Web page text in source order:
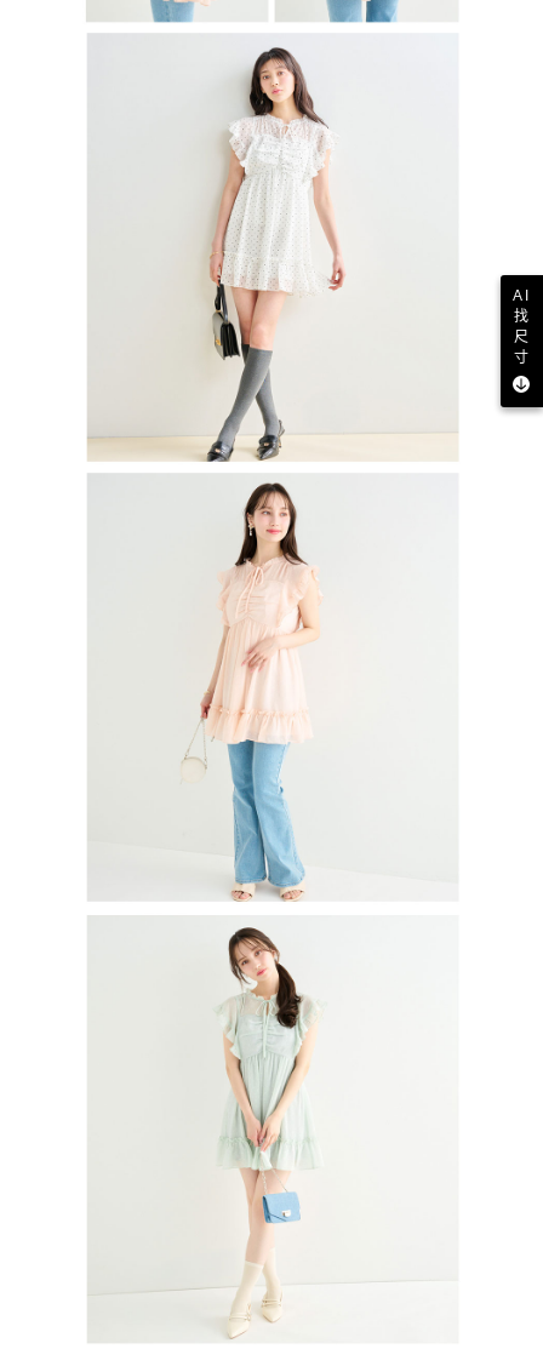
AI
找
尺
寸